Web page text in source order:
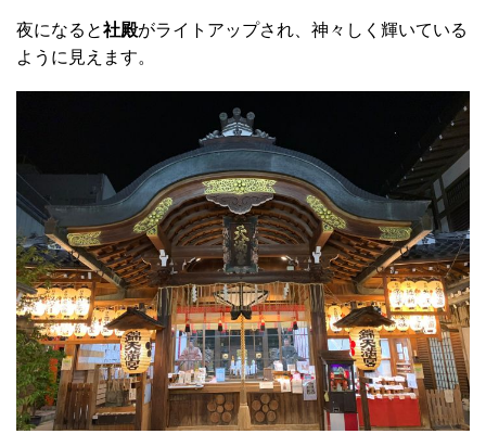
夜になると社殿がライトアップされ、神々しく輝いている
ように見えます。